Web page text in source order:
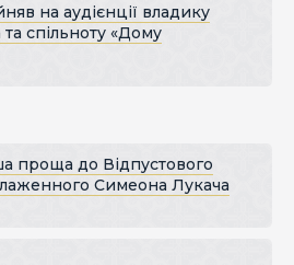
на аудієнції владику
спільноту «Дому
проща до Відпустового
Симеона Лукача